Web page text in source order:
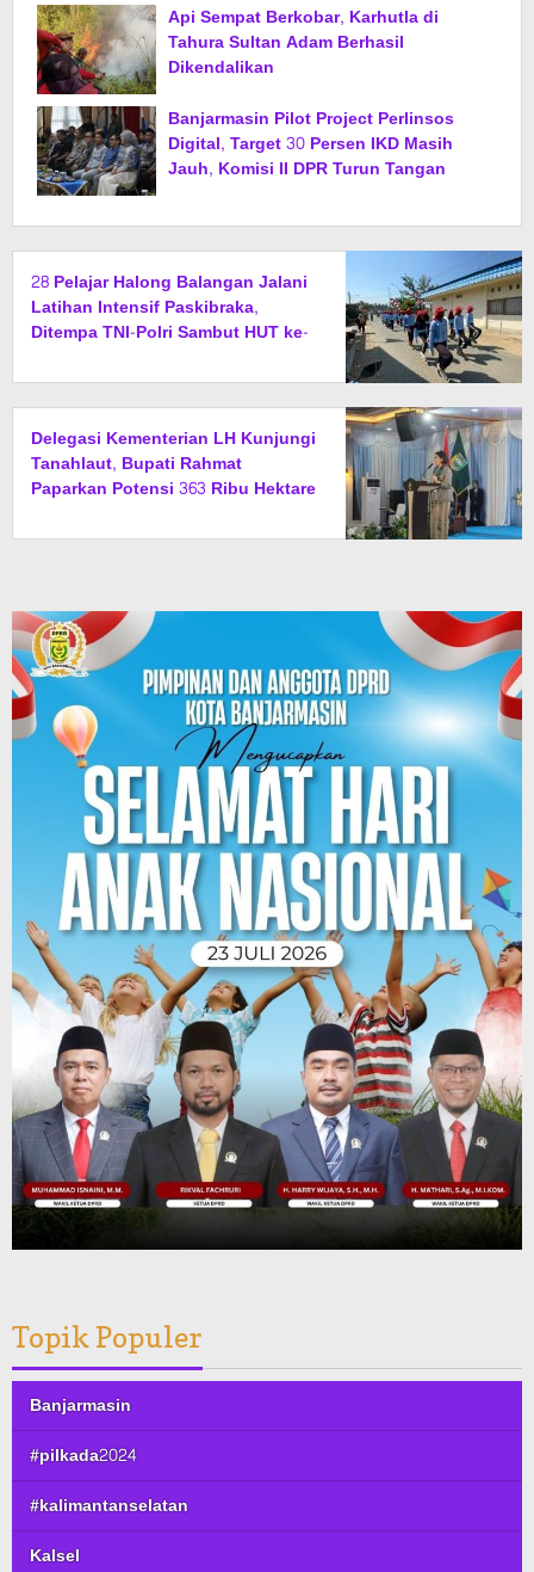
Api Sempat Berkobar, Karhutla di
Tahura Sultan Adam Berhasil
Dikendalikan
Banjarmasin Pilot Project Perlinsos
Digital, Target 30 Persen IKD Masih
Jauh, Komisi II DPR Turun Tangan
28 Pelajar Halong Balangan Jalani
Latihan Intensif Paskibraka,
Ditempa TNI-Polri Sambut HUT ke-
Delegasi Kementerian LH Kunjungi
Tanahlaut, Bupati Rahmat
Paparkan Potensi 363 Ribu Hektare
Topik Populer
Banjarmasin
#pilkada2024
#kalimantanselatan
Kalsel